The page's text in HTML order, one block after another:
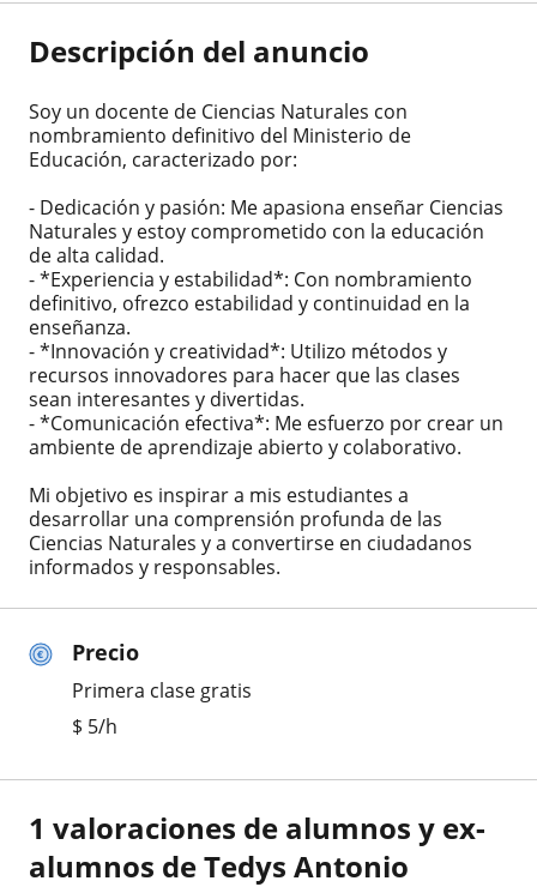
Precio
Primera clase gratis
$ 5/h
Descripción del anuncio
Soy un docente de Ciencias Naturales con
nombramiento definitivo del Ministerio de
Educación, caracterizado por:
- Dedicación y pasión: Me apasiona enseñar Ciencias
Naturales y estoy comprometido con la educación
de alta calidad.
- *Experiencia y estabilidad*: Con nombramiento
definitivo, ofrezco estabilidad y continuidad en la
enseñanza.
- *Innovación y creatividad*: Utilizo métodos y
recursos innovadores para hacer que las clases
sean interesantes y divertidas.
- *Comunicación efectiva*: Me esfuerzo por crear un
ambiente de aprendizaje abierto y colaborativo.
Mi objetivo es inspirar a mis estudiantes a
desarrollar una comprensión profunda de las
Ciencias Naturales y a convertirse en ciudadanos
informados y responsables.
1 valoraciones de alumnos y ex-
alumnos de Tedys Antonio